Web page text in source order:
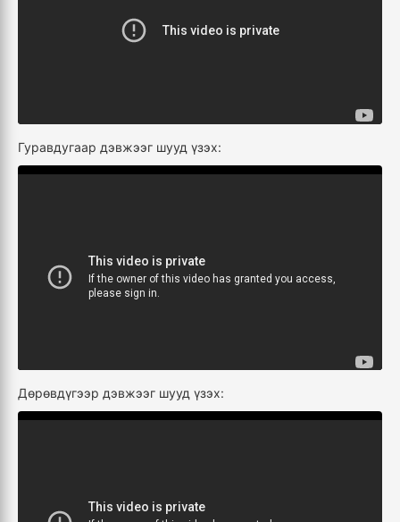
Гуравдугаар дэвжээг шууд үзэх:
Дөрөвдүгээр дэвжээг шууд үзэх: